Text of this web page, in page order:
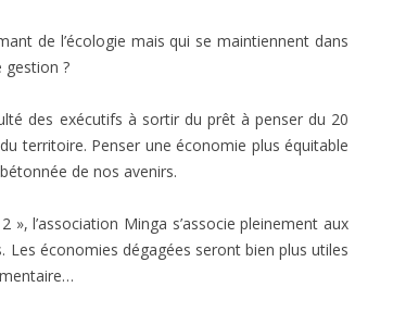
de l’écologie mais qui se maintiennent dans
gestion ?
des exécutifs à sortir du prêt à penser du 20
territoire. Penser une économie plus équitable
de nos avenirs.
l’association Minga s’associe pleinement aux
Les économies dégagées seront bien plus utiles